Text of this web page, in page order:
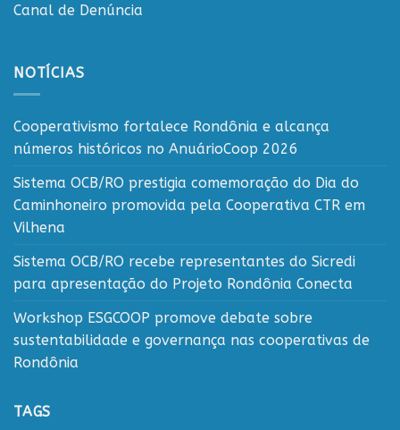
Canal de Denúncia
NOTÍCIAS
Cooperativismo fortalece Rondônia e alcança
números históricos no AnuárioCoop 2026
Sistema OCB/RO prestigia comemoração do Dia do
Caminhoneiro promovida pela Cooperativa CTR em
Vilhena
Sistema OCB/RO recebe representantes do Sicredi
para apresentação do Projeto Rondônia Conecta
Workshop ESGCOOP promove debate sobre
sustentabilidade e governança nas cooperativas de
Rondônia
TAGS